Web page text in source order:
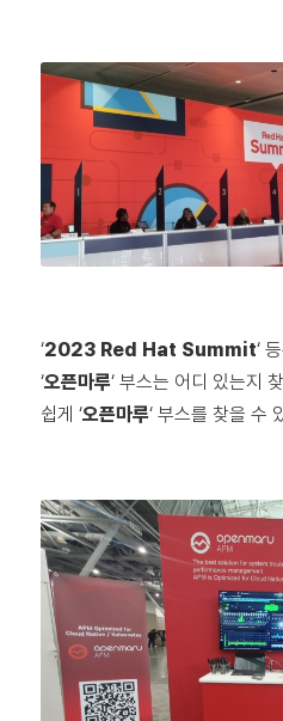
‘2023 Red Hat Summit‘
‘오픈마루‘ 부스는 어디 있는지
쉽게 ‘오픈마루‘ 부스를 찾을 수